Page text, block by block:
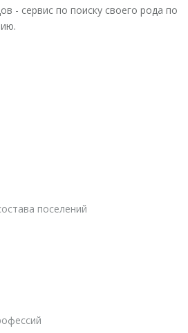
- сервис по поиску своего рода по
поселений